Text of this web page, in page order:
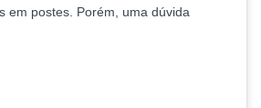
em postes. Porém, uma dúvida